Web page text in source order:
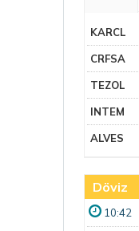
KARCL
CRFSA
TEZOL
INTEM
ALVES
Döviz
10:42